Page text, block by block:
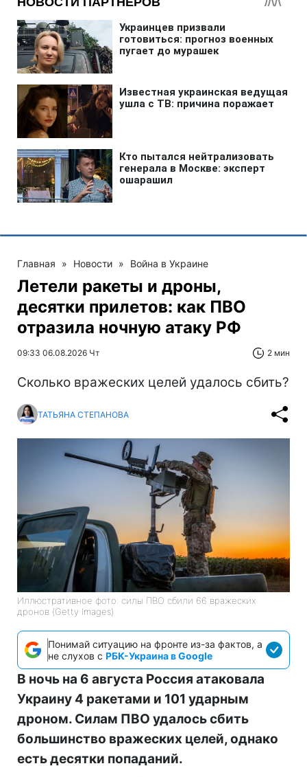
Главная » Новости » Война в Украине
Летели ракеты и дроны,
десятки прилетов: как ПВО
отразила ночную атаку РФ
09:33 06.08.2026 Чт 2 мин
Сколько вражеских целей удалось сбить?
ТАТЬЯНА СТЕПАНОВА
Иллюстративное фото: силы ПВО сбили 66 вражеских
дронов (Getty Images)
Понимай ситуацию на фронте из-за фактов, а
не слухов с РБК-Украина в Google
В ночь на 6 августа Россия атаковала
Украину 4 ракетами и 101 ударным
дроном. Силам ПВО удалось сбить
большинство вражеских целей, однако
есть десятки попаданий.